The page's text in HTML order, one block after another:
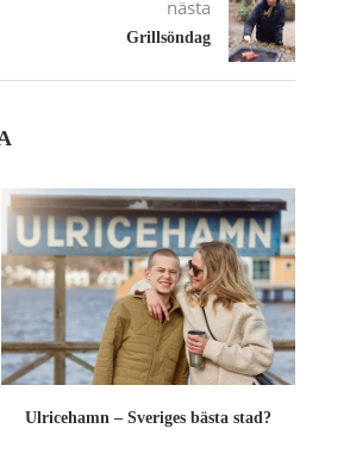
nästa
Grillsöndag
Ulricehamn – Sveriges bästa stad?